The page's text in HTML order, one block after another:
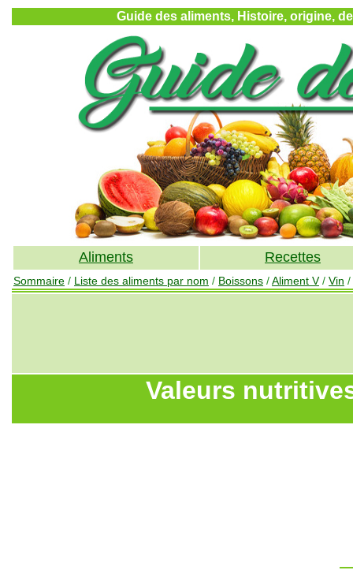
Guide des aliments, Histoire, origine,
Aliments Recettes
Sommaire / Liste des aliments par nom / Boissons /Aliment V/ Vin /
Valeurs